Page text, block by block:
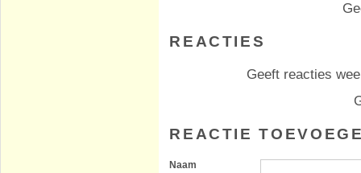
REACTIES
Geeft reacties
REACTIE
Naam